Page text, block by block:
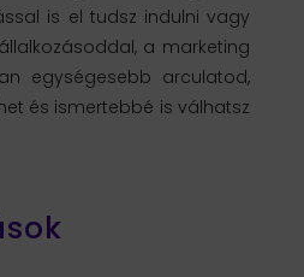
is el tudsz indulni vagy
a marketing
egységesebb arculatod,
és ismertebbé is válhatsz